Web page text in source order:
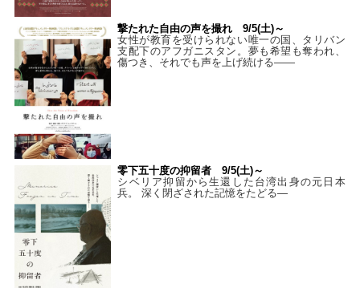
撃たれた自由の声を撮れ 9/5(土)～
女性が教育を受けられない唯一の国、タリバン
支配下のアフガニスタン。夢も希望も奪われ、
傷つき、それでも声を上げ続ける——
零下五十度の抑留者 9/5(土)～
シベリア抑留から生還した台湾出身の元日本
兵。 深く閉ざされた記憶をたどる—